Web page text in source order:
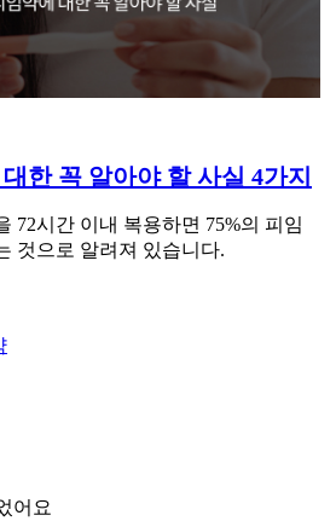
한 꼭 알아야 할 사실 4가지
72시간 이내 복용하면 75%의 피임
것으로 알려져 있습니다.
어요